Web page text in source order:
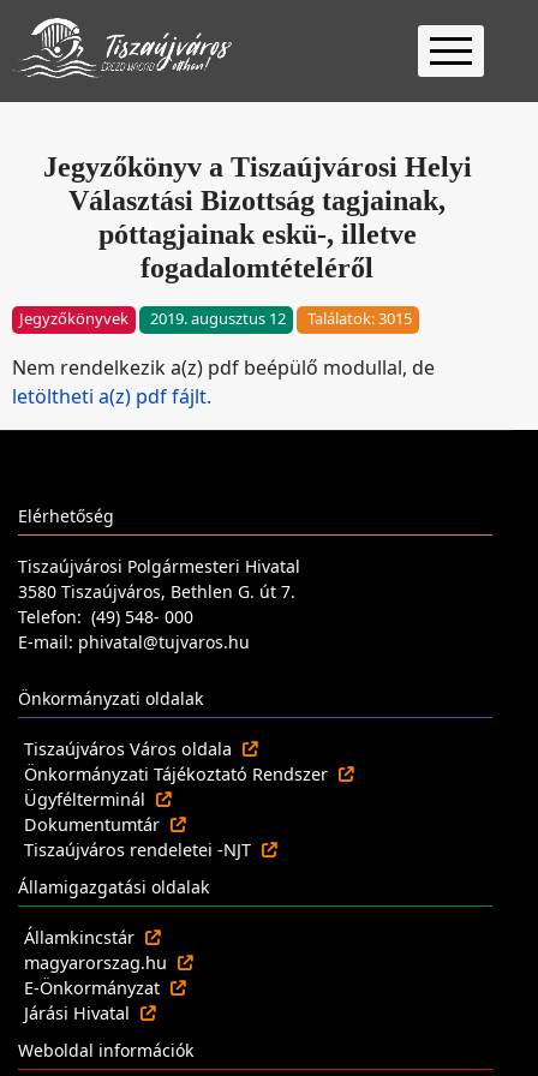
Kezdőlap
Ügyfélfogadás
Ügyintézés
Elérhetőség
Jegyzőkönyv a Tiszaújvárosi Helyi
Választási Bizottság tagjainak,
póttagjainak eskü-, illetve
fogadalomtételéről
Jegyzőkönyvek 2019. augusztus 12 Találatok: 3015
Nem rendelkezik a(z) pdf beépülő modullal, de
letöltheti a(z) pdf fájlt.
Elérhetőség
Tiszaújvárosi Polgármesteri Hivatal
3580 Tiszaújváros, Bethlen G. út 7.
Telefon: (49) 548- 000
E-mail: phivatal@tujvaros.hu
Önkormányzati oldalak
Tiszaújváros Város oldala
Önkormányzati Tájékoztató Rendszer
Ügyfélterminál
Dokumentumtár
Tiszaújváros rendeletei -NJT
Államigazgatási oldalak
Államkincstár
magyarorszag.hu
E-Önkormányzat
Járási Hivatal
Weboldal információk